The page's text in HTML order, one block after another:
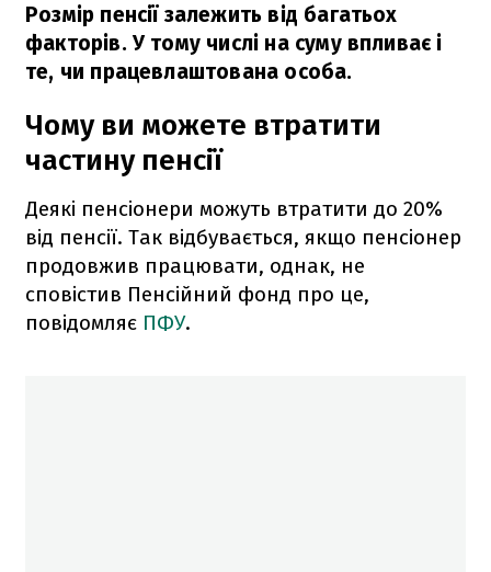
Розмір пенсії залежить від багатьох
факторів. У тому числі на суму впливає і
те, чи працевлаштована особа.
Чому ви можете втратити
частину пенсії
Деякі пенсіонери можуть втратити до 20%
від пенсії. Так відбувається, якщо пенсіонер
продовжив працювати, однак, не
сповістив Пенсійний фонд про це,
повідомляє ПФУ.